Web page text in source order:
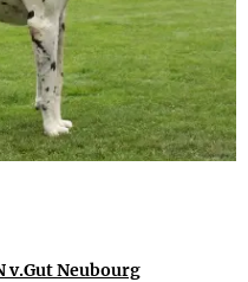
v.Gut Neubourg